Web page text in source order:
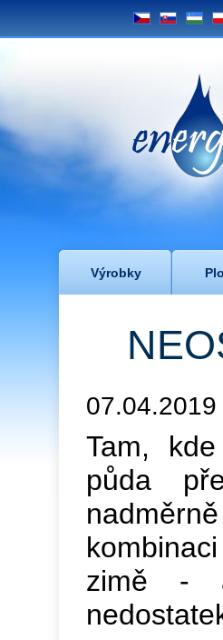
CS SK UZ
Výrobky
07.04.2019
Tam,
půda
zimě -